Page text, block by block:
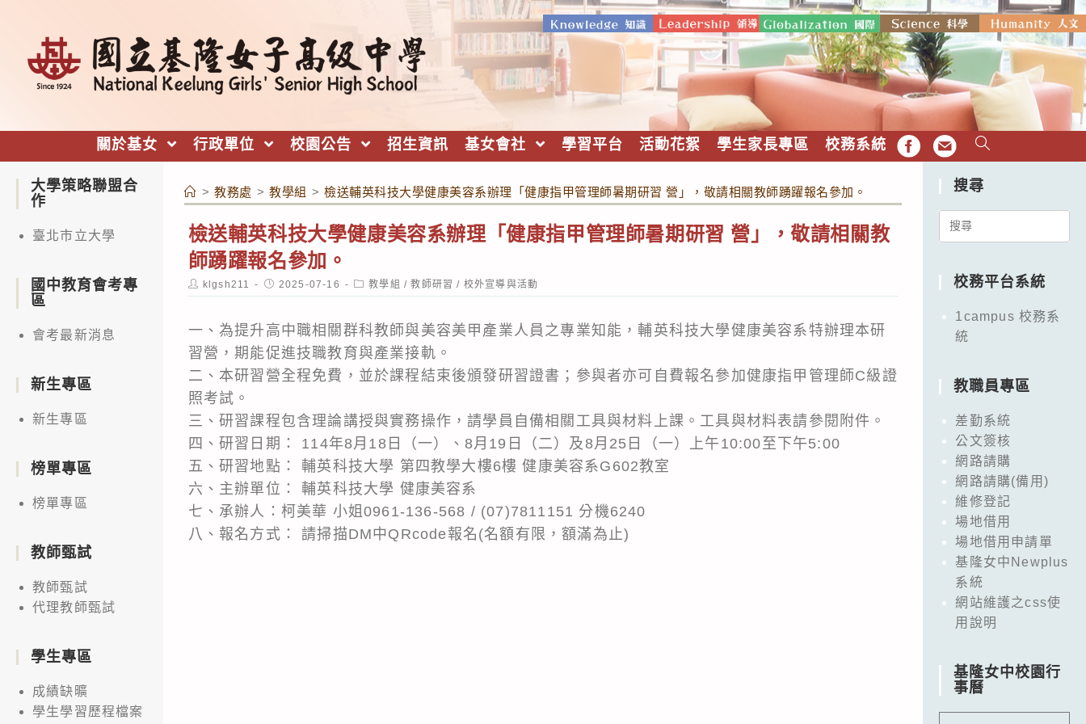
關於基女 行政單位 校園公告 招生資訊 基女會社 學習平台 活動花絮 學生家長專區 校務系統 FB EMAIL
> 教務處 > 教學組 > 檢送輔英科技大學健康美容系辦理「健康指甲管理師暑期研習 營」，敬請相關教師踴躍報名參加。
檢送輔英科技大學健康美容系辦理「健康指甲管理師暑期研習 營」，敬請相關教
師踴躍報名參加。
Post
author:
klgsh211
Post
published:
2025-07-16
Post
category:
教學組 / 教師研習 / 校外宣導與活動
一、為提升高中職相關群科教師與美容美甲產業人員之專業知能，輔英科技大學健康美容系特辦理本研
習營，期能促進技職教育與產業接軌。
二、本研習營全程免費，並於課程結束後頒發研習證書；參與者亦可自費報名參加健康指甲管理師C級證
照考試。
三、研習課程包含理論講授與實務操作，請學員自備相關工具與材料上課。工具與材料表請參閱附件。
四、研習日期： 114年8月18日（一）、8月19日（二）及8月25日（一）上午10:00至下午5:00
五、研習地點： 輔英科技大學 第四教學大樓6樓 健康美容系G602教室
六、主辦單位： 輔英科技大學 健康美容系
七、承辦人：柯美華 小姐0961-136-568 / (07)7811151 分機6240
八、報名方式： 請掃描DM中QRcode報名(名額有限，額滿為止)
大學策略聯盟合
作
臺北市立大學
國中教育會考專
區
會考最新消息
新生專區
新生專區
榜單專區
榜單專區
教師甄試
教師甄試
代理教師甄試
學生專區
成績缺曠
學生學習歷程檔案
搜尋
Search
校務平台系統
1campus 校務系
統
教職員專區
差勤系統
公文簽核
網路請購
網路請購(備用)
維修登記
場地借用
場地借用申請單
基隆女中Newplus
系統
網站維護之css使
用說明
基隆女中校園行
事曆